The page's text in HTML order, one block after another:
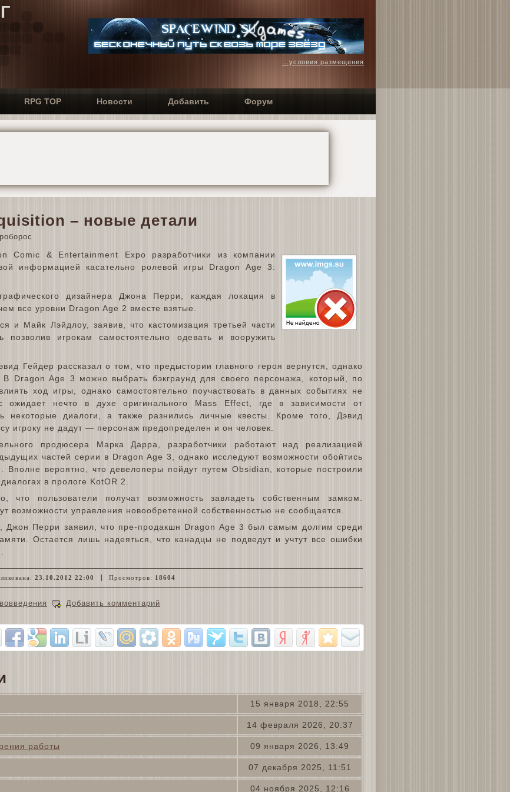
...условия размещения
RPG TOP Новости Добавить Форум
– новые детали
Comic & Entertainment Expo разработчики из компании
информацией касательно ролевой игры Dragon Age 3:
дизайнера Джона Перри, каждая локация в
все уровни Dragon Age 2 вместе взятые.
и Майк Лэйдлоу, заявив, что кастомизация третьей части
позволив игрокам самостоятельно одевать и вооружить
Гейдер рассказал о том, что предыстории главного героя вернутся, однако
В Dragon Age 3 можно выбрать бэкграунд для своего персонажа, который, по
ход игры, однако самостоятельно поучаствовать в данных событиях не
ожидает нечто в духе оригинального Mass Effect, где в зависимости от
некоторые диалоги, а также разнились личные квесты. Кроме того, Дэвид
игроку не дадут — персонаж предопределен и он человек.
продюсера Марка Дарра, разработчики работают над реализацией
частей серии в Dragon Age 3, однако исследуют возможности обойтись
Вполне вероятно, что девелоперы пойдут путем Obsidian, которые построили
в прологе KotOR 2.
что пользователи получат возможность завладеть собственным замком.
возможности управления новообретенной собственностью не сообщается.
Джон Перри заявил, что пре-продакшн Dragon Age 3 был самым долгим среди
Остается лишь надеяться, что канадцы не подведут и учтут все ошибки
23.10.2012 22:00 Просмотров: 18604
Добавить комментарий
15 января 2018, 22:55
14 февраля 2026, 20:37
09 января 2026, 13:49
работы
07 декабря 2025, 11:51
04 ноября 2025, 12:16